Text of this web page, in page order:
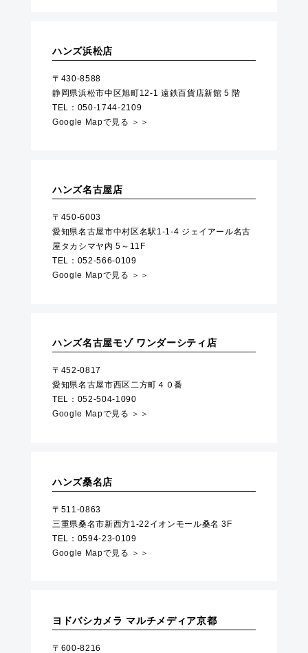
ハンズ浜松店
〒430-8588
静岡県浜松市中区旭町12-1 遠鉄百貨店新館 5 階
TEL：050-1744-2109
Google Mapで見る ＞＞
ハンズ名古屋店
〒450-6003
愛知県名古屋市中村区名駅1-1-4 ジェイアール名古
屋タカシマヤ内 5～11F
TEL：052-566-0109
Google Mapで見る ＞＞
ハンズ名古屋モゾ ワンダーシティ店
〒452-0817
愛知県名古屋市西区二方町４０番
TEL：052-504-1090
Google Mapで見る ＞＞
ハンズ桑名店
〒511-0863
三重県桑名市新西方1-22イオンモール桑名 3F
TEL：0594-23-0109
Google Mapで見る ＞＞
ヨドバシカメラ マルチメディア京都
〒600-8216